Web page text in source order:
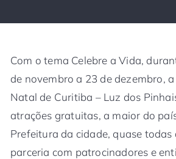
Com o tema Celebre a Vida,
de novembro a 23 de dezembro, a
Natal de Curitiba – Luz dos
atrações gratuitas, a maior do
Prefeitura da cidade, quase todas
parceria com patrocinadores e